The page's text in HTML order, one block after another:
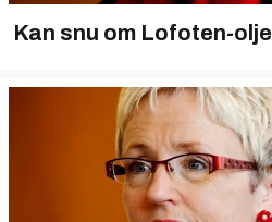
Kan snu om Lofoten-olje